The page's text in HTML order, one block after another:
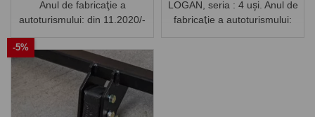
Anul de fabricaţie a
autoturismului: din 11.2020/-
LOGAN, seria : 4 uși. Anul de
fabricaţie a autoturismului:
-5%